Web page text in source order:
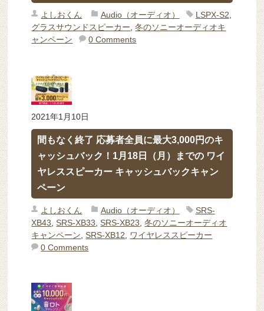
よしおくん Audio（オーディオ） LSPX-S2
グラスサウンドスピーカー ,冬のソニーオーディオキ
ャンペーン
0 Comments
2021年1月10日
間もなく終了 応募者全員に最大3,000円のキ
ャッシュバック！1月18日（月）までの ワイ
ヤレススピーカー キャッシュバックキャン
ペーン
よしおくん Audio（オーディオ）
SRS-
XB43 ,SRS-XB33 ,SRS-XB23 ,冬のソニーオーディオ
キャンペーン ,SRS-XB12
ワイヤレススピーカー
0 Comments